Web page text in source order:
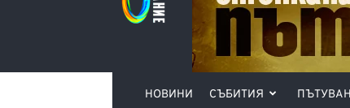
НОВИНИ СЪБИТИЯ